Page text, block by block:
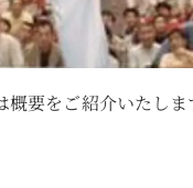
概要をご紹介いたし